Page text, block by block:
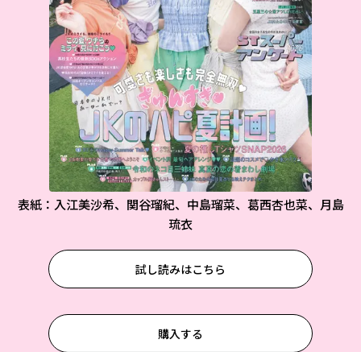
表紙：入江美沙希、関谷瑠紀、中島瑠菜、葛西杏也菜、月島
琉衣
試し読みはこちら
購入する